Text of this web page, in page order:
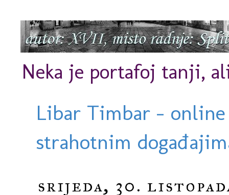
Neka je portafoj tanji,
Libar Timbar -
strahotnim
srijeda, 30.